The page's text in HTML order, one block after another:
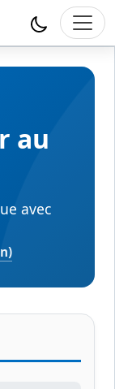
au
avec